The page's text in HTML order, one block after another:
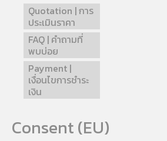
Quotation | การ
ประเมินราคา
FAQ | คำถามที่
พบบ่อย
Payment |
เงื่อนไขการชำระ
เงิน
Consent (EU)